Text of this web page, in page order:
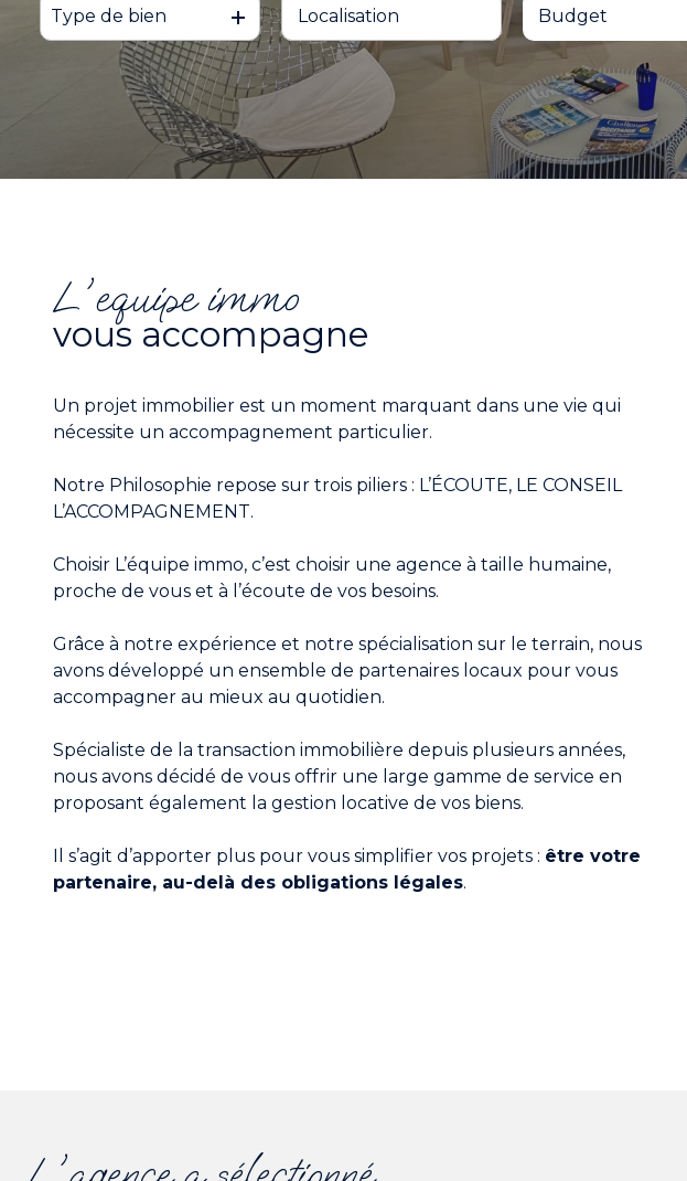
NOS
PARTENAIRES
CONTACTEZ
De l'ancien
Du neuf
De l'immo pro
à l'année
De l'immo pro
Type de bien Budget
l'equipe immo
vous accompagne
Un projet immobilier est un moment marquant dans une vie qui
nécessite un accompagnement particulier.
Notre Philosophie repose sur trois piliers : L’ÉCOUTE, LE CONSEIL
L’ACCOMPAGNEMENT.
Choisir L’équipe immo, c’est choisir une agence à taille humaine,
proche de vous et à l’écoute de vos besoins.
Grâce à notre expérience et notre spécialisation sur le terrain, nous
avons développé un ensemble de partenaires locaux pour vous
accompagner au mieux au quotidien.
Spécialiste de la transaction immobilière depuis plusieurs années,
nous avons décidé de vous offrir une large gamme de service en
proposant également la gestion locative de vos biens.
Il s’agit d’apporter plus pour vous simplifier vos projets : être votre
partenaire, au-delà des obligations légales.